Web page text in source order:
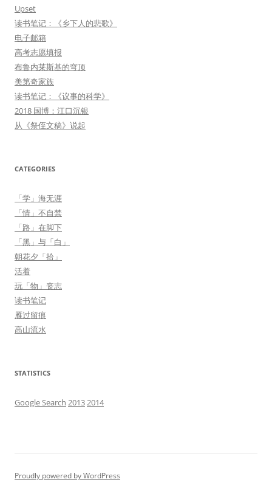
Upset
读书笔记：《乡下人的悲歌》
电子邮箱
高考志愿填报
布鲁内莱斯基的穹顶
美第奇家族
读书笔记：《议事的科学》
2018 国博：江口沉银
从《祭侄文稿》说起
CATEGORIES
「学」海无涯
「情」不自禁
「路」在脚下
「黑」与「白」
朝花夕「拾」
活着
玩「物」丧志
读书笔记
雁过留痕
高山流水
STATISTICS
Google Search 20132014
Proudly powered by WordPress